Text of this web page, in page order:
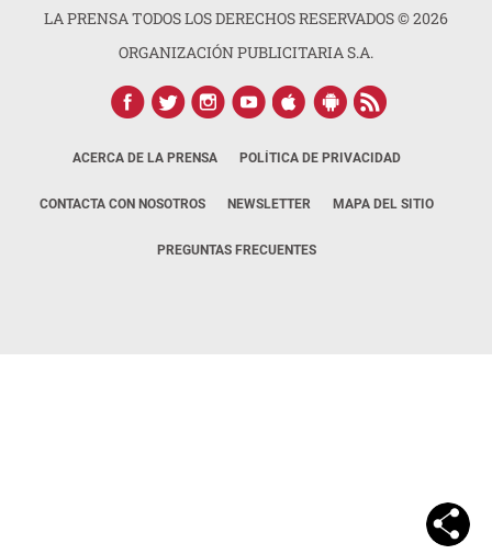
LA PRENSA TODOS LOS DERECHOS RESERVADOS ©2026
ORGANIZACIÓN PUBLICITARIA S.A.
ACERCA DE LA PRENSA POLÍTICA DE PRIVACIDAD
CONTACTA CON NOSOTROS NEWSLETTER MAPA DEL SITIO
PREGUNTAS FRECUENTES